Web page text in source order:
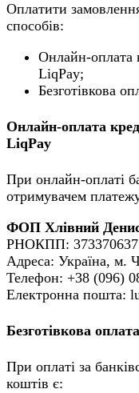
Оплатити
способів:
Онлайн-оплата
LiqPay;
Безготівкова
Онлайн-оплата
LiqPay
При онлайн-оплаті
отримувачем
ФОП Хлівний
РНОКПП:
Адреса: Україна, м.
Телефон: +38 (096)
Електронна пошта:
Безготівкова
При оплаті за
коштів є: